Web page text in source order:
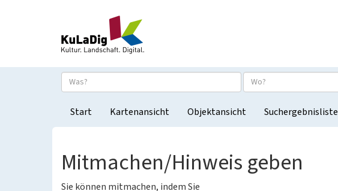
Start Kartenansicht Objektansicht Suchergebnisliste
Mitmachen/Hinweis geben
Sie können mitmachen, indem Sie